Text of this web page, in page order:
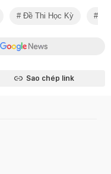
Đề Thi Học Kỳ
Sao chép link